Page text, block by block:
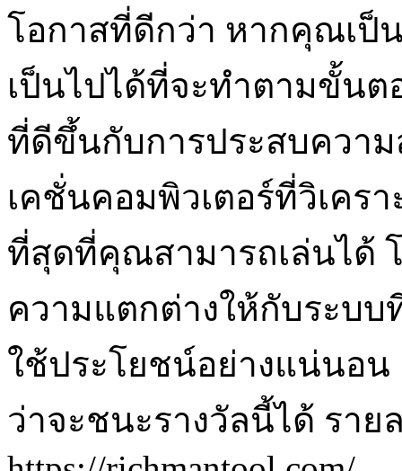
โอกาสที่ดีกว่า หากคุณเป็
เป็นไปได้ที่จะทำตามขั้นต
ที่ดีขึ้นกับการประสบควา
เคชั่นคอมพิวเตอร์ที่วิเคร
ที่สุดที่คุณสามารถเล่นได้
ความแตกต่างให้กับระบ
ใช้ประโยชน์อย่างแน่นอ
ว่าจะชนะรางวัลนี้ได้ ราย